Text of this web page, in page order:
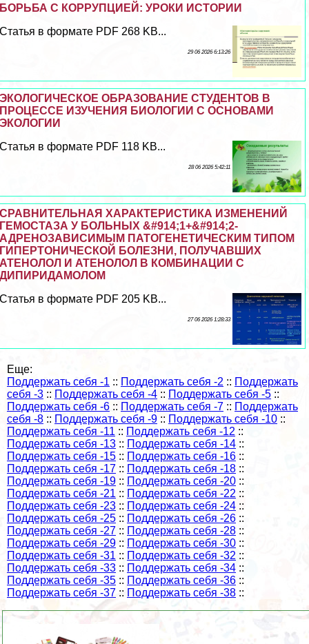
БОРЬБА С КОРРУПЦИЕЙ: УРОКИ ИСТОРИИ
Статья в формате PDF 268 KB...
29 06 2026 6:13:26
ЭКОЛОГИЧЕСКОЕ ОБРАЗОВАНИЕ СТУДЕНТОВ В
ПРОЦЕССЕ ИЗУЧЕНИЯ БИОЛОГИИ С ОСНОВАМИ
ЭКОЛОГИИ
Статья в формате PDF 118 KB...
28 06 2026 5:42:11
СРАВНИТЕЛЬНАЯ ХАРАКТЕРИСТИКА ИЗМЕНЕНИЙ
ГЕМОСТАЗА У БОЛЬНЫХ &#914;1+&#914;2-
АДРЕНОЗАВИСИМЫМ ПАТОГЕНЕТИЧЕСКИМ ТИПОМ
ГИПЕРТОНИЧЕСКОЙ БОЛЕЗНИ, ПОЛУЧАВШИХ
АТЕНОЛОЛ И АТЕНОЛОЛ В КОМБИНАЦИИ С
ДИПИРИДАМОЛОМ
Статья в формате PDF 205 KB...
27 06 2026 1:28:33
Еще:
Поддержать себя -1 :: Поддержать себя -2 :: Поддержать
себя -3 :: Поддержать себя -4 :: Поддержать себя -5 ::
Поддержать себя -6 :: Поддержать себя -7 :: Поддержать
себя -8 :: Поддержать себя -9 :: Поддержать себя -10 ::
Поддержать себя -11 :: Поддержать себя -12 ::
Поддержать себя -13 :: Поддержать себя -14 ::
Поддержать себя -15 :: Поддержать себя -16 ::
Поддержать себя -17 :: Поддержать себя -18 ::
Поддержать себя -19 :: Поддержать себя -20 ::
Поддержать себя -21 :: Поддержать себя -22 ::
Поддержать себя -23 :: Поддержать себя -24 ::
Поддержать себя -25 :: Поддержать себя -26 ::
Поддержать себя -27 :: Поддержать себя -28 ::
Поддержать себя -29 :: Поддержать себя -30 ::
Поддержать себя -31 :: Поддержать себя -32 ::
Поддержать себя -33 :: Поддержать себя -34 ::
Поддержать себя -35 :: Поддержать себя -36 ::
Поддержать себя -37 :: Поддержать себя -38 ::